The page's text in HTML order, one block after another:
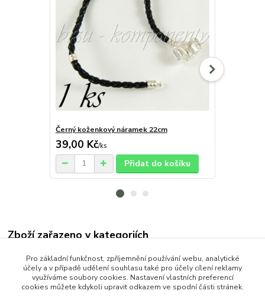
Černý koženkový náramek 22cm
39,00 Kč/ks
Přidat do košíku
Zboží zařazeno v kategoriích
OCEL (Stainless Steel)
Náramky
Pro základní funkčnost, zpříjemnění používání webu, analytické
účely a v případě udělení souhlasu také pro účely cílení reklamy
využíváme soubory cookies. Nastavení vlastních preferencí
cookies můžete kdykoli upravit odkazem ve spodní části stránek.